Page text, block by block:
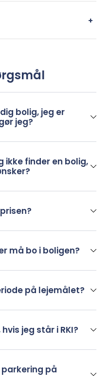
+
bolig, jeg er
jeg?
ikke finder en bolig,
må bo i boligen?
på lejemålet?
jeg står i RKI?
på